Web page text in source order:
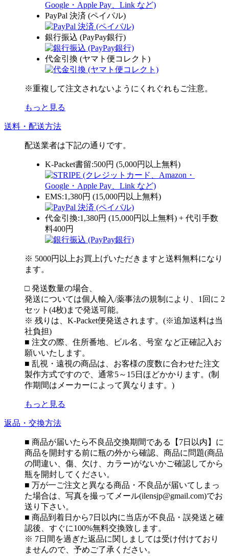
PayPal 決済 (ペイパル)
銀行振込 (PayPay銀行)
代金引換 (ヤマト便コレクト)
※重複して注文されないようにくれぐれもご注意。
もっと見る
送料・配送方法
配送業者は下記の通りです。
K-Packet書留:500円 (5,000円以上無料)
EMS:1,380円 (15,000円以上無料)
代金引換:1,380円 (15,000円以上無料) + 代引手数
料400円
※ 5000円以上お買上げいただきますと送料無料になり
ます。
□ 発送数量の場合、
発送については個人輸入/薬事法の規制により、1回に 2
セット(4枚)まで発送可能。
※ 残りは、K-Packet便発送されます。(※追加送料は当
社負担)
■ 注文の際、住所番地、ビル名、号室 など正確記入お
願いいたします。
■ 乱視・遠視の商品は、お客様の度数に合わせた注文
製作方式ですので、通常5～15日ほどかかります。(制
作期間はメーカーによって異なります。)
もっと見る
返品・交換方法
■ 商品が届いたら不良品交換期間である【7日以内】に
商品を開封する前に瓶の外から確認、商品に問題(商品
の間違い、傷、欠け、カラー)がないかご確認してから
瓶を開封してください。
■ 万が一ご注文と異なる商品・不良品が届いてしまっ
た場合は、写真を撮ってメール(ilensjp@gmail.com)でお
送り下さい。
■ 商品到着日から7日以内に当店が不良品・誤発送と確
認後、すぐに100%無料交換致します。
※ 7日間を過ぎた返品に関しましては受け付けており
ませんので、予めご了承ください。